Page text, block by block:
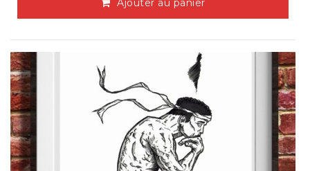
Ajouter au panier